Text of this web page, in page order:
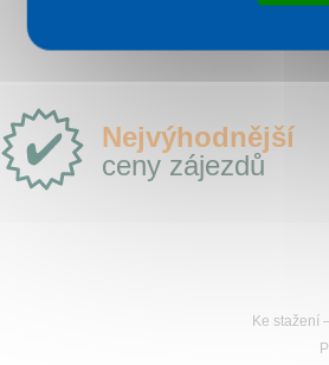
Proč
e-
Slovensko.cz?
Nejvýhodnější
ceny zájezdů
Ke stažení